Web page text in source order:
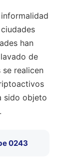
han
de
realicen
sido objeto
0243